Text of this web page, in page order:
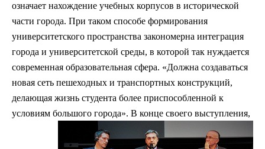
означает нахождение учебных корпусов в исторической
части города. При таком способе формирования
университетского пространства закономерна интеграция
города и университетской среды, в которой так нуждается
современная образовательная сфера. «Должна создаваться
новая сеть пешеходных и транспортных конструкций,
делающая жизнь студента более приспособленной к
условиям большого города». В конце своего выступления,